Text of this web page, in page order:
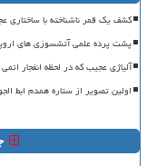
کشف یک قمر ناشناخته با ساختاری
پشت پرده علمی آتشسوزی های
آلیاژی عجیب که در لحظه انفجار
اولین تصویر از ستاره همدم ابط